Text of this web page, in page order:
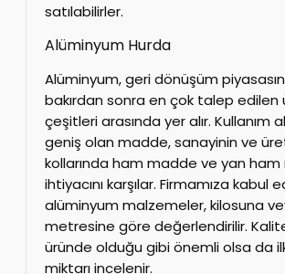
satılabilirler.
Alüminyum Hurda
Alüminyum, geri dönüşüm
bakırdan sonra en çok talep edilen
çeşitleri arasında yer alır. Kullanım
geniş olan madde, sanayinin ve
kollarında ham madde ve yan
ihtiyacını karşılar. Firmamıza kabul
alüminyum malzemeler, kilosuna
metresine göre değerlendirilir.
üründe olduğu gibi önemli olsa da
miktarı incelenir.